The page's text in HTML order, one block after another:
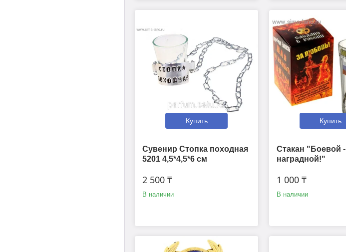
Купить
Сувенир Стопка походная
5201 4,5*4,5*6 см
2 500 ₸
В наличии
Купить
Стакан "Боевой -
наградной!"
1 000 ₸
В наличии